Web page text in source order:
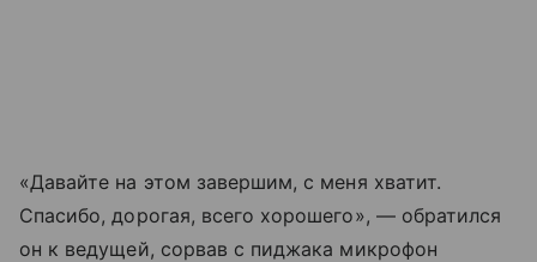
«Давайте на этом завершим, с меня хватит.
Спасибо, дорогая, всего хорошего», — обратился
он к ведущей, сорвав с пиджака микрофон